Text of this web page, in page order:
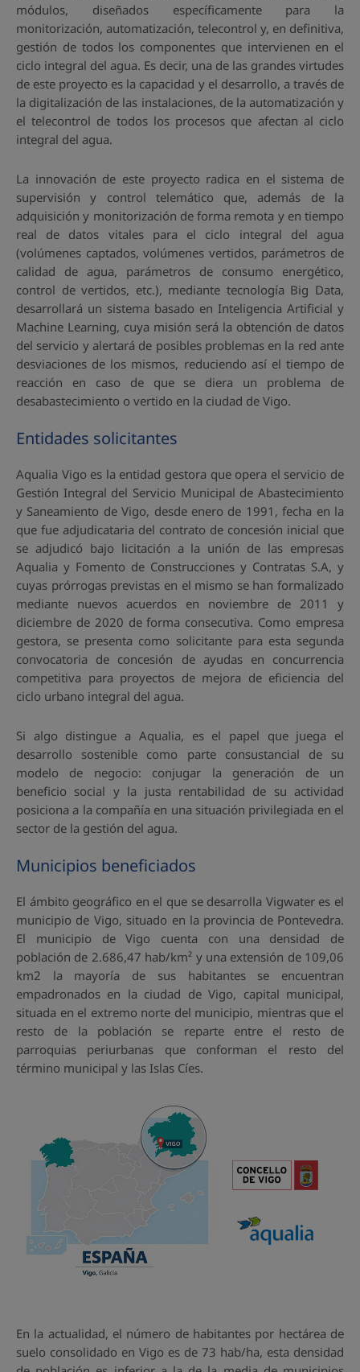
módulos, diseñados específicamente para la
monitorización, automatización, telecontrol y, en definitiva,
gestión de todos los componentes que intervienen en el
ciclo integral del agua. Es decir, una de las grandes virtudes
de este proyecto es la capacidad y el desarrollo, a través de
la digitalización de las instalaciones, de la automatización y
el telecontrol de todos los procesos que afectan al ciclo
integral del agua.
La innovación de este proyecto radica en el sistema de
supervisión y control telemático que, además de la
adquisición y monitorización de forma remota y en tiempo
real de datos vitales para el ciclo integral del agua
(volúmenes captados, volúmenes vertidos, parámetros de
calidad de agua, parámetros de consumo energético,
control de vertidos, etc.), mediante tecnología Big Data,
desarrollará un sistema basado en Inteligencia Artificial y
Machine Learning, cuya misión será la obtención de datos
del servicio y alertará de posibles problemas en la red ante
desviaciones de los mismos, reduciendo así el tiempo de
reacción en caso de que se diera un problema de
desabastecimiento o vertido en la ciudad de Vigo.
Entidades solicitantes
Aqualia Vigo es la entidad gestora que opera el servicio de
Gestión Integral del Servicio Municipal de Abastecimiento
y Saneamiento de Vigo, desde enero de 1991, fecha en la
que fue adjudicataria del contrato de concesión inicial que
se adjudicó bajo licitación a la unión de las empresas
Aqualia y Fomento de Construcciones y Contratas S.A, y
cuyas prórrogas previstas en el mismo se han formalizado
mediante nuevos acuerdos en noviembre de 2011 y
diciembre de 2020 de forma consecutiva. Como empresa
gestora, se presenta como solicitante para esta segunda
convocatoria de concesión de ayudas en concurrencia
competitiva para proyectos de mejora de eficiencia del
ciclo urbano integral del agua.
Si algo distingue a Aqualia, es el papel que juega el
desarrollo sostenible como parte consustancial de su
modelo de negocio: conjugar la generación de un
beneficio social y la justa rentabilidad de su actividad
posiciona a la compañía en una situación privilegiada en el
sector de la gestión del agua.
Municipios beneficiados
El ámbito geográfico en el que se desarrolla Vigwater es el
municipio de Vigo, situado en la provincia de Pontevedra.
El municipio de Vigo cuenta con una densidad de
población de 2.686,47 hab/km² y una extensión de 109,06
km2 la mayoría de sus habitantes se encuentran
empadronados en la ciudad de Vigo, capital municipal,
situada en el extremo norte del municipio, mientras que el
resto de la población se reparte entre el resto de
parroquias periurbanas que conforman el resto del
término municipal y las Islas Cíes.
En la actualidad, el número de habitantes por hectárea de
suelo consolidado en Vigo es de 73 hab/ha, esta densidad